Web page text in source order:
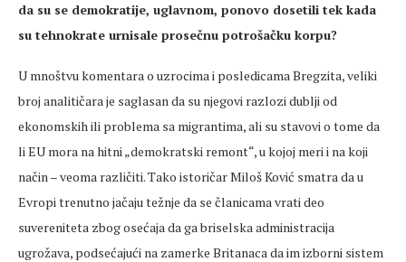
da su se demokratije, uglavnom, ponovo dosetili tek kada
su tehnokrate urnisale prosečnu potrošačku korpu?
U mnoštvu komentara o uzrocima i posledicama Bregzita, veliki
broj analitičara je saglasan da su njegovi razlozi dublji od
ekonomskih ili problema sa migrantima, ali su stavovi o tome da
li EU mora na hitni „demokratski remont“, u kojoj meri i na koji
način – veoma različiti. Tako istoričar Miloš Ković smatra da u
Evropi trenutno jačaju težnje da se članicama vrati deo
suvereniteta zbog osećaja da ga briselska administracija
ugrožava, podsećajući na zamerke Britanaca da im izborni sistem